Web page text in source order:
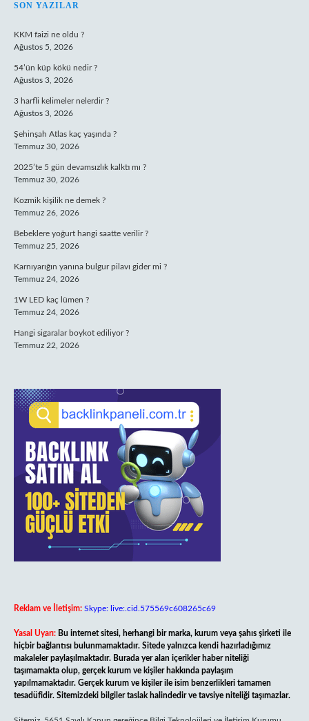
SIDEBAR
SON YAZILAR
KKM faizi ne oldu ?
Ağustos 5, 2026
54’ün küp kökü nedir ?
Ağustos 3, 2026
3 harfli kelimeler nelerdir ?
Ağustos 3, 2026
Şehinşah Atlas kaç yaşında ?
Temmuz 30, 2026
2025’te 5 gün devamsızlık kalktı mı ?
Temmuz 30, 2026
Kozmik kişilik ne demek ?
Temmuz 26, 2026
Bebeklere yoğurt hangi saatte verilir ?
Temmuz 25, 2026
Karnıyarığın yanına bulgur pilavı gider mi ?
Temmuz 24, 2026
1W LED kaç lümen ?
Temmuz 24, 2026
Hangi sigaralar boykot ediliyor ?
Temmuz 22, 2026
Reklam ve İletişim: Skype: live:.cid.575569c608265c69
Yasal Uyarı: Bu internet sitesi, herhangi bir marka, kurum veya şahıs şirketi ile
hiçbir bağlantısı bulunmamaktadır. Sitede yalnızca kendi hazırladığımız
makaleler paylaşılmaktadır. Burada yer alan içerikler haber niteliği
taşımamakta olup, gerçek kurum ve kişiler hakkında paylaşım
yapılmamaktadır. Gerçek kurum ve kişiler ile isim benzerlikleri tamamen
tesadüfidir. Sitemizdeki bilgiler taslak halindedir ve tavsiye niteliği taşımazlar.